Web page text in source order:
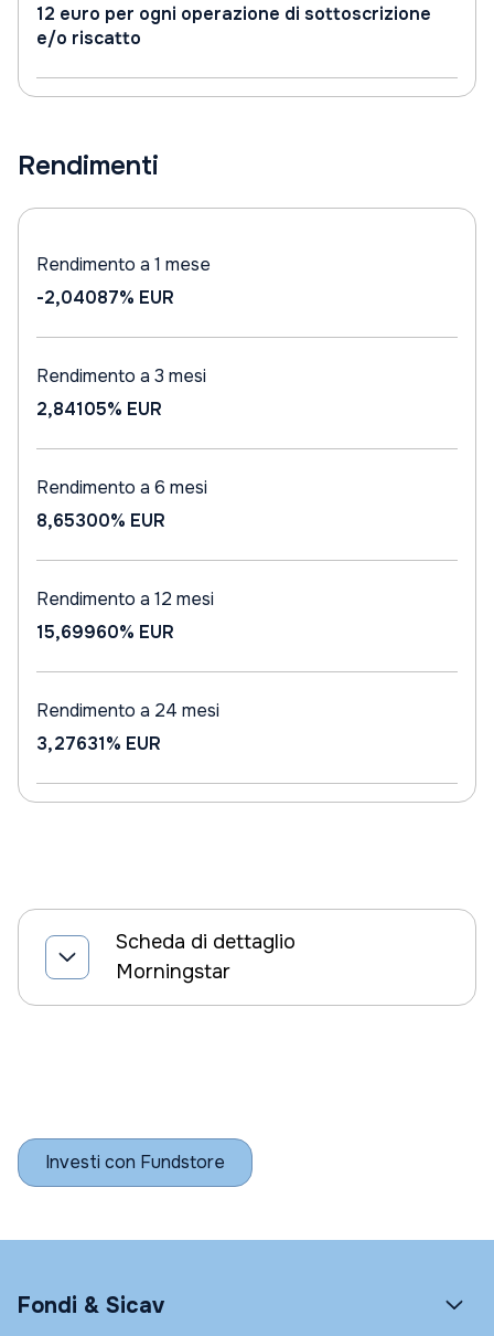
12 euro per ogni operazione di sottoscrizione
e/o riscatto
Rendimenti
Rendimento a 1 mese
-2,04087% EUR
Rendimento a 3 mesi
2,84105% EUR
Rendimento a 6 mesi
8,65300% EUR
Rendimento a 12 mesi
15,69960% EUR
Rendimento a 24 mesi
3,27631% EUR
Scheda di dettaglio
Morningstar
Investi con Fundstore
Fondi & Sicav